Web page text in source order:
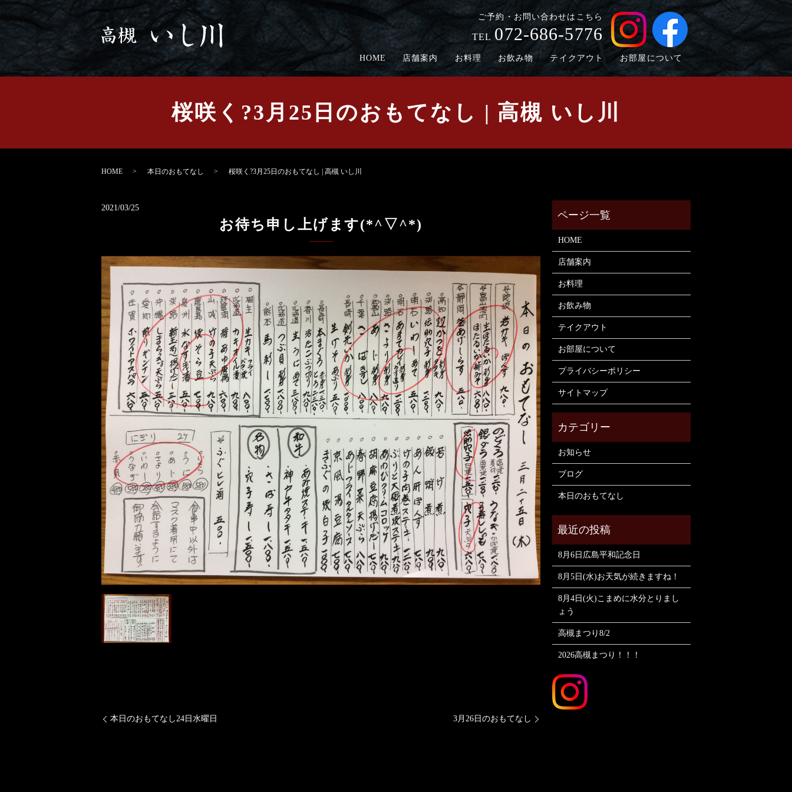
ご予約・お問い合わせはこちら
TEL 072-686-5776
HOME 店舗案内 お料理 お飲み物 テイクアウト お部屋について
桜咲く?3月25日のおもてなし | 高槻 いし川
HOME 本日のおもてなし 桜咲く?3月25日のおもてなし | 高槻 いし川
2021/03/25
お待ち申し上げます(*^▽^*)
本日のおもてなし24日水曜日 3月26日のおもてなし
HOME
店舗案内
お料理
お飲み物
テイクアウト
お部屋について
プライバシーポリシー
サイトマップ
お知らせ
ブログ
本日のおもてなし
8月6日広島平和記念日
8月5日(水)お天気が続きますね！
8月4日(火)こまめに水分とりまし
ょう
高槻まつり8/2
2026高槻まつり！！！